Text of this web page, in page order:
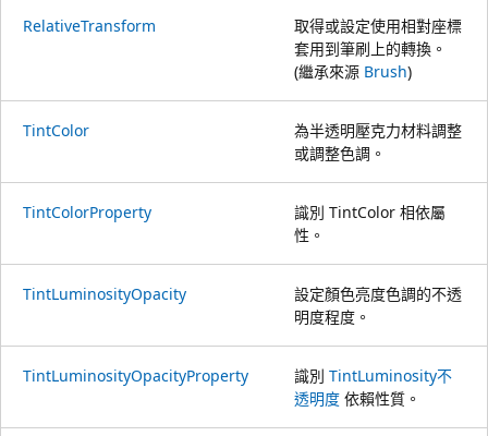
RelativeTransform
取得或設定使用相對座標
套用到筆刷上的轉換。
(繼承來源 Brush)
TintColor
為半透明壓克力材料調整
或調整色調。
TintColorProperty
識別 TintColor 相依屬
性。
TintLuminosityOpacity
設定顏色亮度色調的不透
明度程度。
TintLuminosityOpacityProperty 識別 TintLuminosity不
透明度 依賴性質。